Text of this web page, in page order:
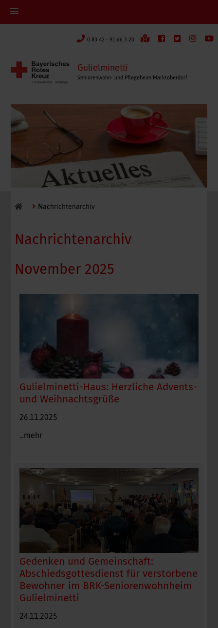
0 83 42 - 91 66 3 20
Gulielminetti
Seniorenwohn- und Pflegeheim Marktoberdorf
Nachrichtenarchiv
Nachrichtenarchiv
November 2025
Gulielminetti-Haus: Herzliche Advents-
und Weihnachtsgrüße
26.11.2025
...mehr
Gedenken und Gemeinschaft:
Abschiedsgottesdienst für verstorbene
Bewohner im BRK-Seniorenwohnheim
Gulielminetti
24.11.2025